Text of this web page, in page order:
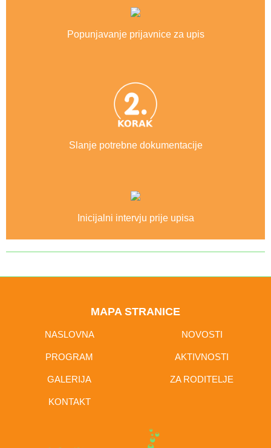
Popunjavanje prijavnice za upis
Slanje potrebne dokumentacije
Inicijalni intervju prije upisa
MAPA STRANICE
NASLOVNA NOVOSTI
PROGRAM AKTIVNOSTI
GALERIJA ZA RODITELJE
KONTAKT